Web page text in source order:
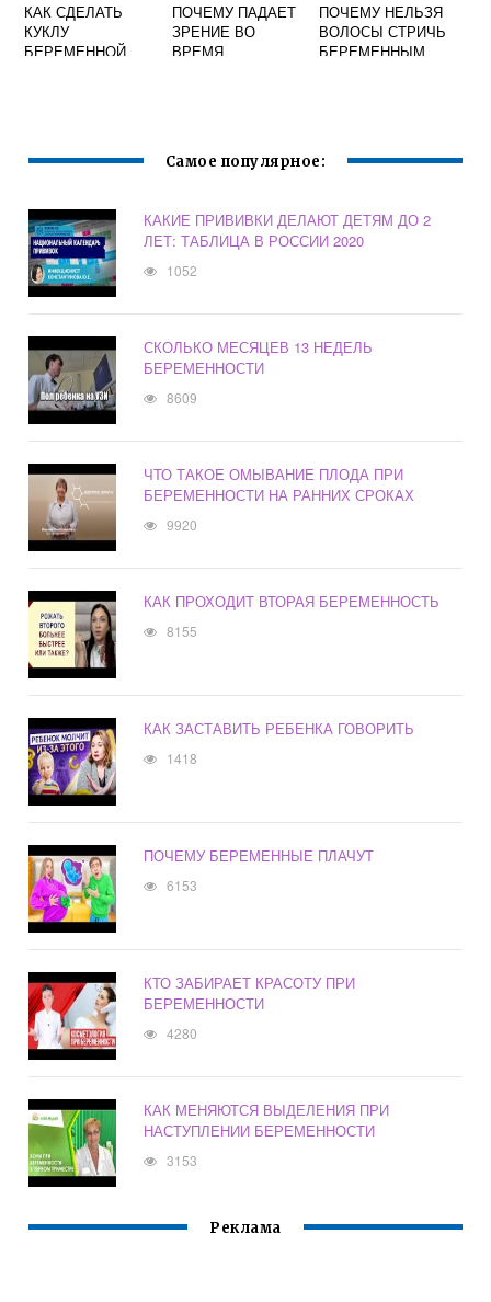
КАК СДЕЛАТЬ
КУКЛУ
БЕРЕМЕННОЙ
ПОЧЕМУ ПАДАЕТ
ЗРЕНИЕ ВО
ВРЕМЯ
ПОЧЕМУ НЕЛЬЗЯ
ВОЛОСЫ СТРИЧЬ
БЕРЕМЕННЫМ
Самое популярное:
КАКИЕ ПРИВИВКИ ДЕЛАЮТ ДЕТЯМ ДО 2
ЛЕТ: ТАБЛИЦА В РОССИИ 2020
1052
СКОЛЬКО МЕСЯЦЕВ 13 НЕДЕЛЬ
БЕРЕМЕННОСТИ
8609
ЧТО ТАКОЕ ОМЫВАНИЕ ПЛОДА ПРИ
БЕРЕМЕННОСТИ НА РАННИХ СРОКАХ
9920
КАК ПРОХОДИТ ВТОРАЯ БЕРЕМЕННОСТЬ
8155
КАК ЗАСТАВИТЬ РЕБЕНКА ГОВОРИТЬ
1418
ПОЧЕМУ БЕРЕМЕННЫЕ ПЛАЧУТ
6153
КТО ЗАБИРАЕТ КРАСОТУ ПРИ
БЕРЕМЕННОСТИ
4280
КАК МЕНЯЮТСЯ ВЫДЕЛЕНИЯ ПРИ
НАСТУПЛЕНИИ БЕРЕМЕННОСТИ
3153
Реклама